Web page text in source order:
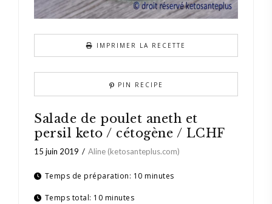
IMPRIMER LA RECETTE
PIN RECIPE
Salade de poulet aneth et
persil keto / cétogène / LCHF
15 juin 2019 Aline (ketosanteplus.com)
Temps de préparation: 10 minutes
Temps total: 10 minutes